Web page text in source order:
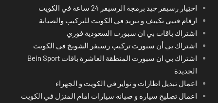
اختِيار رسيفر جيد برمجة الرسيفر 24 ساعة في الكويت
ارقام فنيي تكييف و تبريد في الكويت للتركيب والصيانة
اشتراك باقات بي ان سبورت السعودية فوري
اشتراك بي أن سبورت تركيب رسيفر الشويخ في الكويت
اشتراك بي ان سبورت المنطقة العاشرة باقات Bein Sport
الجديدة
اعمال تبديل اطارات و تواير في الكويت و الجهراء
اعمال تصليح سيارة و صيانة سيارات امام المنزل في الكويت